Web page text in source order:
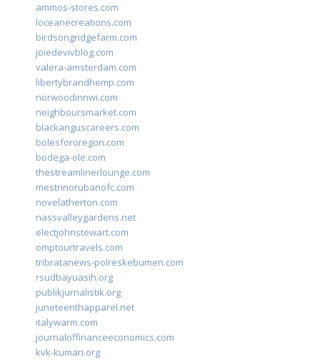
ammos-stores.com
loceanecreations.com
birdsongridgefarm.com
joiedevivblog.com
valera-amsterdam.com
libertybrandhemp.com
norwoodinnwi.com
neighboursmarket.com
blackanguscareers.com
bolesfororegon.com
bodega-ole.com
thestreamlinerlounge.com
mestrinorubanofc.com
novelatherton.com
nassvalleygardens.net
electjohnstewart.com
omptourtravels.com
tribratanews-polreskebumen.com
rsudbayuasih.org
publikjurnalistik.org
juneteenthapparel.net
italywarm.com
journaloffinanceeconomics.com
kvk-kumari.org